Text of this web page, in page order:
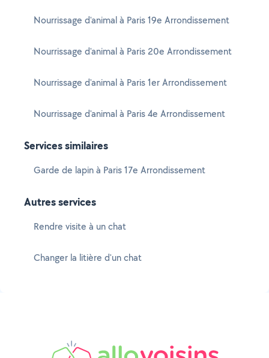
Nourrissage d'animal à Paris 19e Arrondissement
Nourrissage d'animal à Paris 20e Arrondissement
Nourrissage d'animal à Paris 1er Arrondissement
Nourrissage d'animal à Paris 4e Arrondissement
Services similaires
Garde de lapin à Paris 17e Arrondissement
Autres services
Rendre visite à un chat
Changer la litière d'un chat